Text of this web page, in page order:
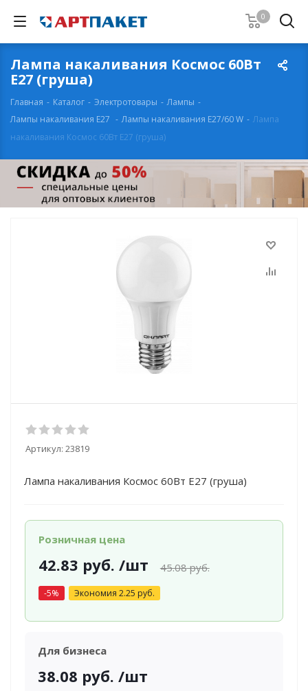
0
Лампа накаливания Космос 60Вт
Е27 (груша)
Главная - Каталог - Электротовары - Лампы -
Лампы накаливания E27 - Лампы накаливания E27/60 W - Лампа
накаливания Космос 60Вт Е27 (груша)
Артикул: 23819
Лампа накаливания Космос 60Вт Е27 (груша)
Розничная цена
42.83 руб. /шт 45.08руб.
-5% Экономия 2.25 руб.
Для бизнеса
38.08 руб. /шт